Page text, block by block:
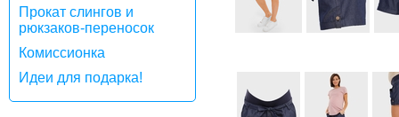
Прокат слингов и
рюкзаков-переносок
Комиссионка
Идеи для подарка!